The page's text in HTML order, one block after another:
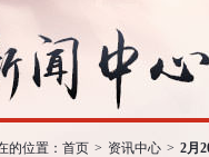
的位置： 首页 > 资讯中心 > 2月